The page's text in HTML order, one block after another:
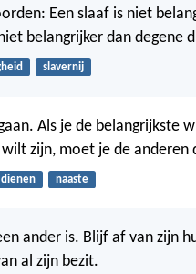
Een slaaf is niet
belangrijker dan degene
slavernij
Als je de belangrijkste
zijn, moet je de anderen
dienen naaste
ander is. Blijf af van zijn
al zijn bezit.